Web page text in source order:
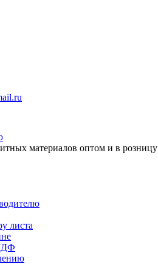
материалов оптом и в розницу
листа